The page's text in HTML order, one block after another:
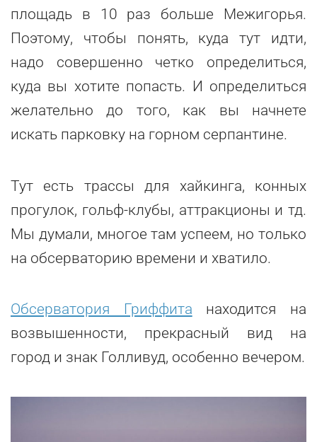
площадь в 10 раз больше Межигорья.
Поэтому, чтобы понять, куда тут идти,
надо совершенно четко определиться,
куда вы хотите попасть. И определиться
желательно до того, как вы начнете
искать парковку на горном серпантине.
Тут есть трассы для хайкинга, конных
прогулок, гольф-клубы, аттракционы и тд.
Мы думали, многое там успеем, но только
на обсерваторию времени и хватило.
Обсерватория Гриффита находится на
возвышенности, прекрасный вид на
город и знак Голливуд, особенно вечером.